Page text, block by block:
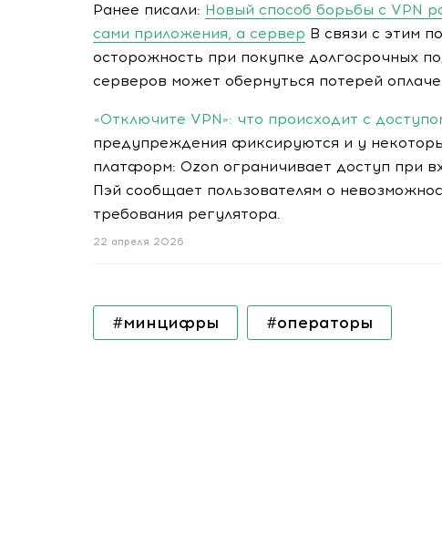
Ранее писали: Новый способ борьбы с VPN
сами приложения, а сервер В связи с этим
осторожность при покупке долгосрочных
серверов может обернуться потерей
«Отключите VPN»: что происходит с
предупреждения фиксируются и у
платформ: Ozon ограничивает доступ при
Пэй сообщает пользователям о
требования регулятора.
22 апреля 2026
#минцифры #операторы